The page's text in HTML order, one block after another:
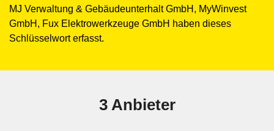
MJ Verwaltung & Gebäudeunterhalt GmbH, MyWinvest
GmbH, Fux Elektrowerkzeuge GmbH haben dieses
Schlüsselwort erfasst.
3 Anbieter